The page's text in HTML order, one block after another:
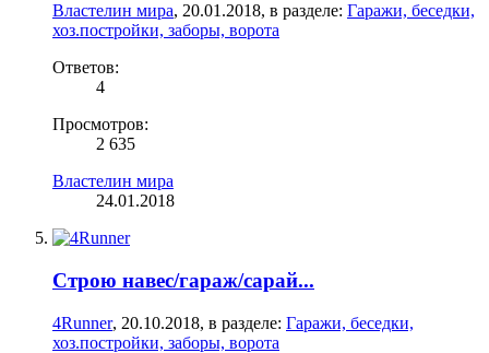
Властелин мира, 20.01.2018, в разделе: Гаражи, беседки,
хоз.постройки, заборы, ворота
Ответов:
4
Просмотров:
2 635
Властелин мира
24.01.2018
Строю навес/гараж/сарай...
4Runner, 20.10.2018, в разделе: Гаражи, беседки,
хоз.постройки, заборы, ворота